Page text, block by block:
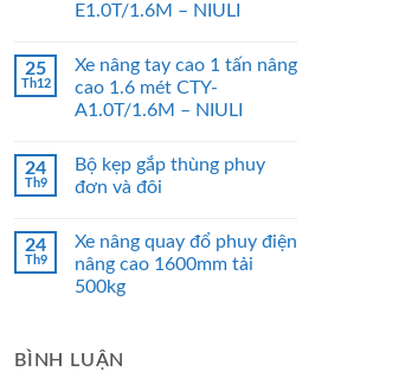
E1.0T/1.6M – NIULI
25
Th12
Xe nâng tay cao 1 tấn nâng
cao 1.6 mét CTY-
A1.0T/1.6M – NIULI
24
Th9
Bộ kẹp gắp thùng phuy
đơn và đôi
24
Th9
Xe nâng quay đổ phuy điện
nâng cao 1600mm tải
500kg
BÌNH LUẬN